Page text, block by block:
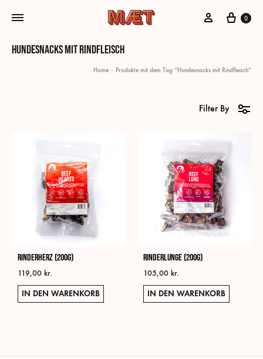
Mein Konto
Cart
0
Hundesnacks mit Rindfleisch
Home - Produkte mit dem Tag “Hundesnacks mit Rindfleisch”
Filter By
Rinderherz (200g)
119,00 kr.
IN DEN WARENKORB
Rinderlunge (200g)
105,00 kr.
IN DEN WARENKORB